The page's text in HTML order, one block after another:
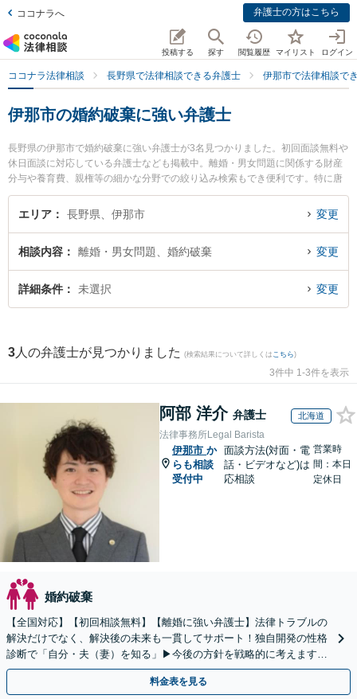
ココナラへ 弁護士の方はこちら
投稿する 探す 閲覧履歴 マイリスト ログイン
ココナラ法律相談 長野県で法律相談できる弁護士 伊那市で法律相談で
伊那市の婚約破棄に強い弁護士
長野県の伊那市で婚約破棄に強い弁護士が3名見つかりました。初回面談無料や
休日面談に対応している弁護士なども掲載中。離婚・男女問題に関係する財産
分与や養育費、親権等の細かな分野での絞り込み検索もでき便利です。特に唐
澤洋祐法律事務所の唐澤 洋祐弁護士や牧田法律事務所の牧田 豊彦弁護士、ひな
た法律事務所の太田 明良弁護士のプロフィール情報や弁護士費用、強みなどが
護士を検索したい』『初回相談無料で婚約破棄を法律相談できる伊那市内の弁
護士に相談予約したい』などでお困りの相談者さんにおすすめです。
エリア 長野県、伊那市 変更
相談内容 離婚・男女問題、婚約破棄 変更
詳細条件 未選択 変更
3 人の弁護士が見つかりました (検索結果について詳しくは こちら)
3件中 1-3件を表示
阿部 洋介 弁護士 北海道
法律事務所Legal Barista
伊那市 か
らも相談
受付中
面談方法(対面・電
話・ビデオなど)は
応相談
営業時
間：本日
定休日
婚約破棄
【全国対応】【初回相談無料】【離婚に強い弁護士】法律トラブルの
解決だけでなく、解決後の未来も一貫してサポート！独自開発の性格
診断で「自分・夫（妻）を知る」▶︎今後の方針を戦略的に考えます！
【休日夜間／オンライン相談OK】
料金表を見る